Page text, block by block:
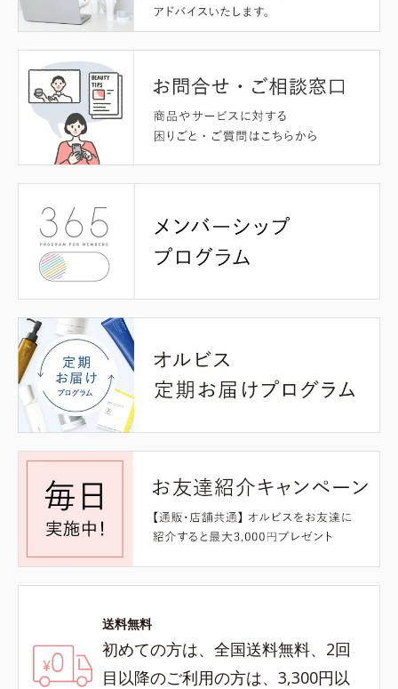
送料無料
初めての方は、全国送料無料、2回
目以降のご利用の方は、3,300円以